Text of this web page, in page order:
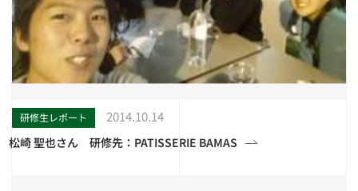
研修生レポート 2014.10.14
松崎 聖也さん 研修先：PATISSERIE BAMAS